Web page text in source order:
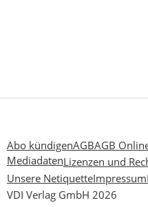
Abo kündigenAGBAGB
MediadatenLizenzen und
Unsere NetiquetteImpressum
VDI Verlag GmbH 2026